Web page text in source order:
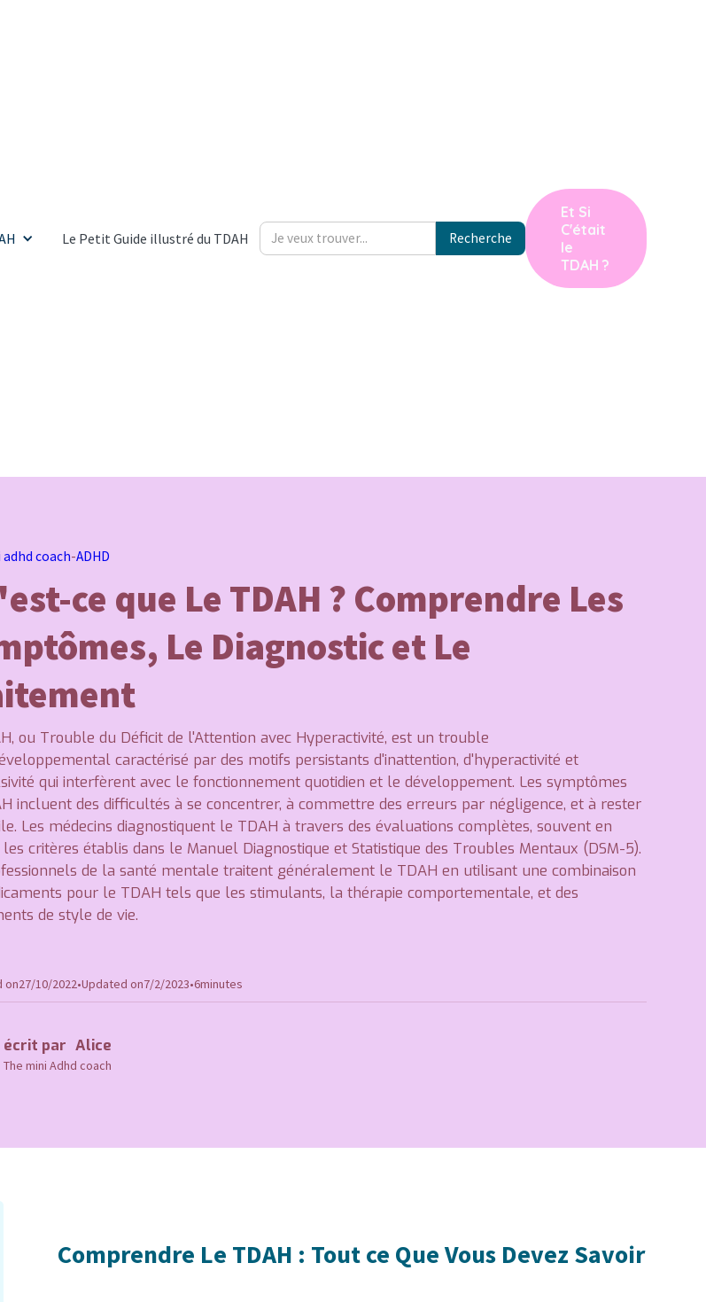
Le Petit Guide illustré du TDAH
Et Si
C'était
le
TDAH ?
coach-ADHD
ce que Le TDAH ? Comprendre Les
Le Diagnostic et Le
ou Trouble du Déficit de l'Attention avec Hyperactivité, est un trouble
caractérisé par des motifs persistants d'inattention, d'hyperactivité et
qui interfèrent avec le fonctionnement quotidien et le développement. Les symptômes
incluent des difficultés à se concentrer, à commettre des erreurs par négligence, et à rester
Les médecins diagnostiquent le TDAH à travers des évaluations complètes, souvent en
critères établis dans le Manuel Diagnostique et Statistique des Troubles Mentaux (DSM-5).
de la santé mentale traitent généralement le TDAH en utilisant une combinaison
pour le TDAH tels que les stimulants, la thérapie comportementale, et des
de style de vie.
on27/10/2022•Updated on7/2/2023•6minutes
écrit par Alice
The mini Adhd coach
Comprendre Le TDAH : Tout ce Que Vous Devez Savoir